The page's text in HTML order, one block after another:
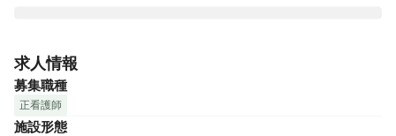
択肢を“という理念を掲げ、利用者さまが住み慣れたご自宅
で、快適に過ごせるようにサポートをおこなっています。ウ
ィルの理念に共感していただける方、ぜひ一緒に施設を作り
上げていきましょう♪
求人情報
募集職種
正看護師
施設形態